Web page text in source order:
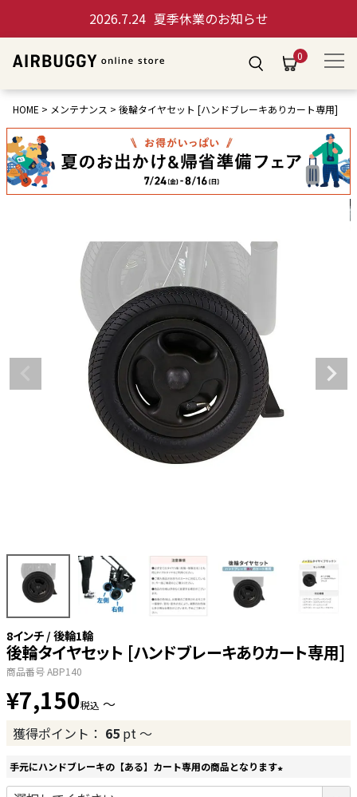
2026.7.24 夏季休業のお知らせ
0
HOME メンテナンス 後輪タイヤセット [ハンドブレーキありカート専用]
8インチ / 後輪1輪
後輪タイヤセット [ハンドブレーキありカート専用]
商品番号ABP140
¥7,150税込 〜
獲得ポイント： 65 pt 〜
手元にハンドブレーキの【ある】カート専用の商品となります
(